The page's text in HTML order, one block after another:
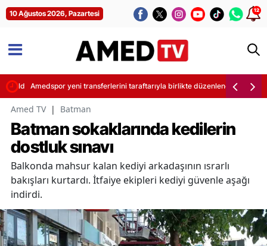
10 Ağustos 2026, Pazartesi 12
Amedspor yeni transferlerini taraftarıyla birlikte düzenlenen törenle
Amed TV | Batman
Batman sokaklarında kedilerin
dostluk sınavı
Balkonda mahsur kalan kediyi arkadaşının ısrarlı
bakışları kurtardı. İtfaiye ekipleri kediyi güvenle aşağı
indirdi.